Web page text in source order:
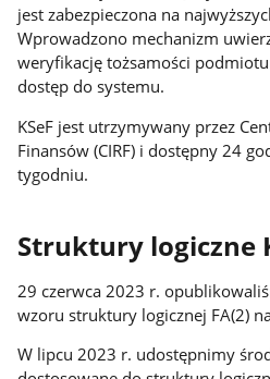
jest zabezpieczona na
Wprowadzono mechanizm
weryfikację tożsamości
dostęp do systemu.
KSeF jest utrzymywany przez
Finansów (CIRF) i dostępny 24
tygodniu.
Struktury logiczne
29 czerwca 2023 r.
wzoru struktury logicznej FA(2)
W lipcu 2023 r. udostępnimy